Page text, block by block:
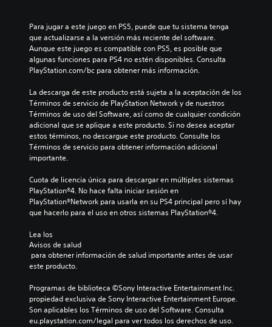
Para jugar a este juego en PS5, puede que tu sistema tenga
que actualizarse a la versión más reciente del software.
Aunque este juego es compatible con PS5, es posible que
algunas funciones para PS4 no estén disponibles. Consulta
PlayStation.com/bc para obtener más información.
La descarga de este producto está sujeta a la aceptación de los
Términos de servicio de PlayStation Network y de nuestros
Términos de uso del Software, así como de cualquier condición
adicional que se aplique a este producto. Si no desea aceptar
estos términos, no descargue este producto. Consulte los
Términos de servicio para obtener información adicional
importante.
Cuota de licencia única para descargar en múltiples sistemas
PlayStation®4. No hace falta iniciar sesión en
PlayStation®Network para usarla en su PS4 principal pero sí hay
que hacerlo para el uso en otros sistemas PlayStation®4.
Lea los
Avisos de salud
este producto.
Programas de biblioteca ©Sony Interactive Entertainment Inc.
propiedad exclusiva de Sony Interactive Entertainment Europe.
Son aplicables los Términos de uso del Software. Consulta
eu.playstation.com/legal para ver todos los derechos de uso.